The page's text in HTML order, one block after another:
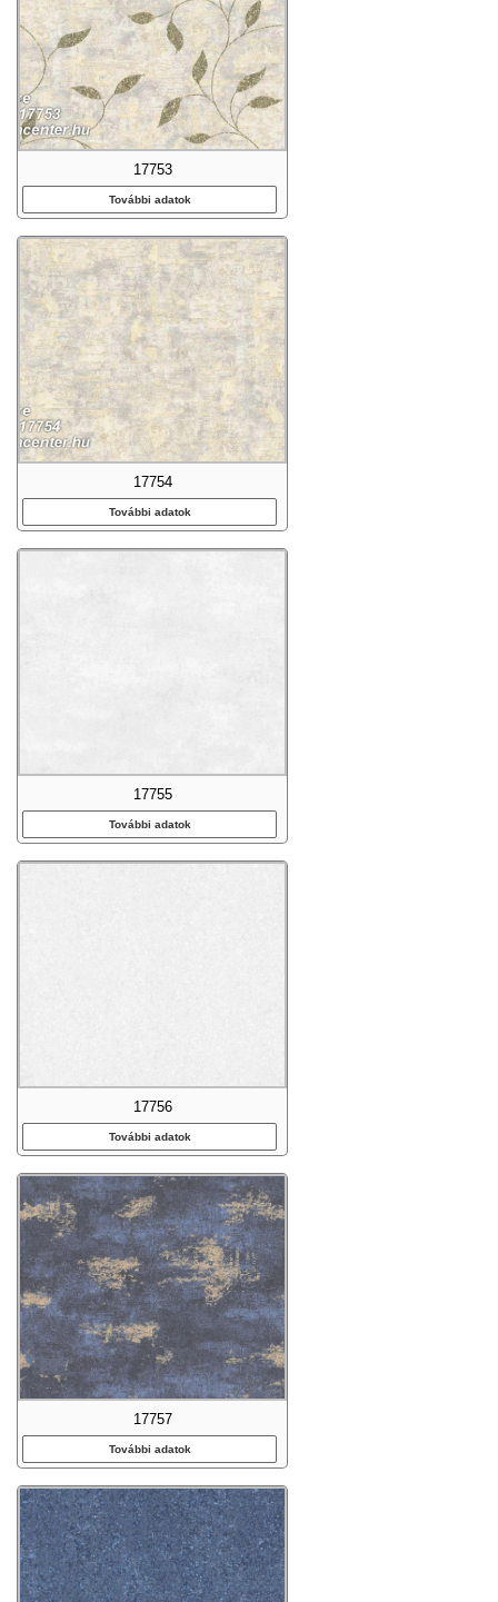
17753
További adatok
17754
További adatok
17755
További adatok
17756
További adatok
17757
További adatok